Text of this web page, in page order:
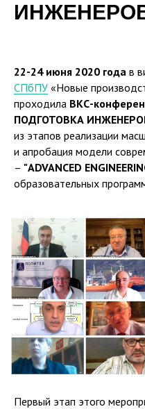
22-24 июня 2020 года в
СПбПУ «Новые
проходила ВКС-
ПОДГОТОВКА
из этапов реализации
и апробация модели
– "ADVANCED
образовательных
Первый этап этого